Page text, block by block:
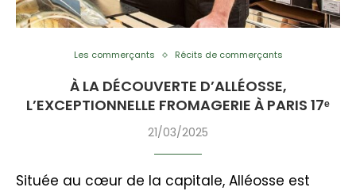
Les commerçants Récits de commerçants
À LA DÉCOUVERTE D’ALLÉOSSE,
L’EXCEPTIONNELLE FROMAGERIE À PARIS 17ᵉ
21/03/2025
Située au cœur de la capitale, Alléosse est